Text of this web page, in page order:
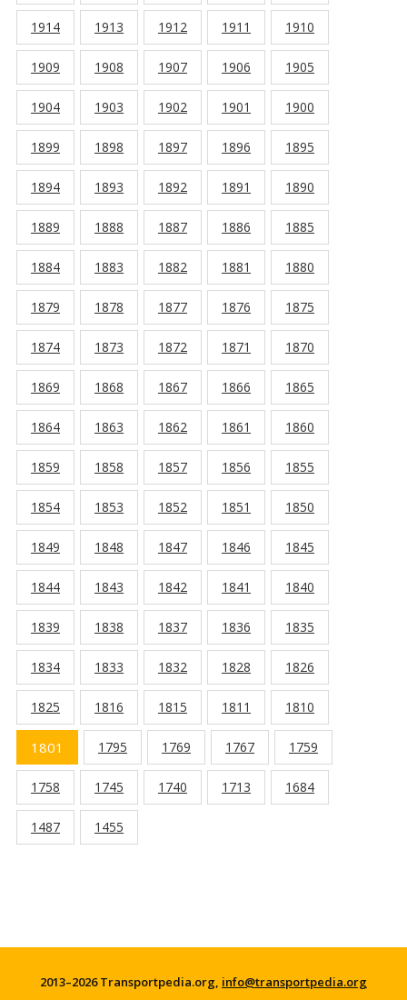
1914 1913 1912 1911 1910
1909 1908 1907 1906 1905
1904 1903 1902 1901 1900
1899 1898 1897 1896 1895
1894 1893 1892 1891 1890
1889 1888 1887 1886 1885
1884 1883 1882 1881 1880
1879 1878 1877 1876 1875
1874 1873 1872 1871 1870
1869 1868 1867 1866 1865
1864 1863 1862 1861 1860
1859 1858 1857 1856 1855
1854 1853 1852 1851 1850
1849 1848 1847 1846 1845
1844 1843 1842 1841 1840
1839 1838 1837 1836 1835
1834 1833 1832 1828 1826
1825 1816 1815 1811 1810
1801 1795 1769 1767 1759
1758 1745 1740 1713 1684
1487 1455
2013–2026 Transportpedia.org, info@transportpedia.org